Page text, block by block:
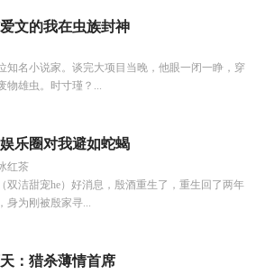
文的我在虫族封神
知名小说家。谈完大项目当晚，他眼一闭一睁，穿
物雄虫。时寸瑾？...
乐圈对我避如蛇蝎
红茶
双洁甜宠he）好消息，殷酒重生了，重生回了两年
身为刚被殷家寻...
：猎杀薄情首席